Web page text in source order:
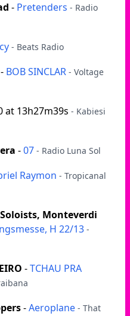
- Pretenders - Radio
- Beats Radio
- BOB SINCLAR - Voltage
at 13h27m39s - Kabiesi
-07 - Radio Luna Sol
Raymon - Tropicanal
Monteverdi
H 22/13 -
-TCHAU PRA
-Aeroplane - That